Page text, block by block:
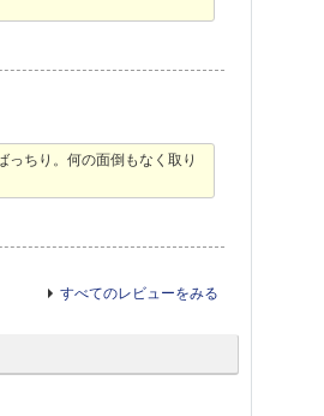
っちり。何の面倒もなく取り
すべてのレビューをみる